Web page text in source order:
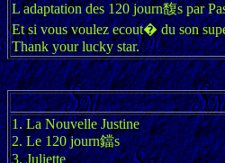
L adaptation des 120 journ馥s par
Et si vous voulez ecout� du son
Thank your lucky star.
1. La Nouvelle Justine
2. Le 120 journ鐺s
3. Juliette